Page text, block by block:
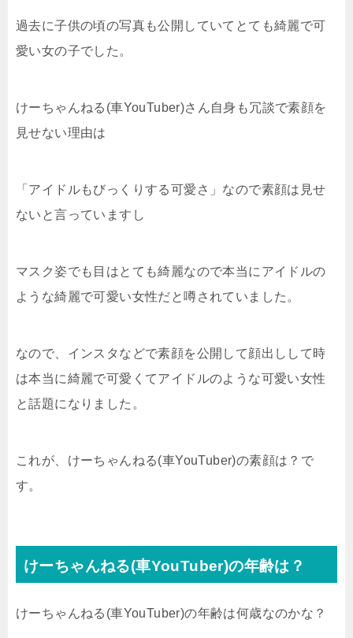
過去に子供の頃の写真も公開していてとても綺麗で可
愛い女の子でした。
けーちゃんねる(車YouTuber)さん自身も冗談で素顔を
見せない理由は
「アイドルもびっくりする可愛さ」なので素顔は見せ
ないと言っていますし
マスク姿でも目はとても綺麗なので本当にアイドルの
ような綺麗で可愛い女性だと噂されていました。
なので、インスタなどで素顔を公開して顔出しして時
は本当に綺麗で可愛くてアイドルのような可愛い女性
と話題になりました。
これが、けーちゃんねる(車YouTuber)の素顔は？で
す。
けーちゃんねる(車YouTuber)の年齢は？
けーちゃんねる(車YouTuber)の年齢は何歳なのかな？